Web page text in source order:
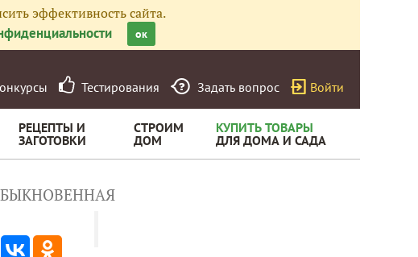
эффективность сайта.
ок
Тестирования Задать вопрос Войти
РЕЦЕПТЫ И
ЗАГОТОВКИ
СТРОИМ
ДОМ
КУПИТЬ ТОВАРЫ
ДЛЯ ДОМА И САДА